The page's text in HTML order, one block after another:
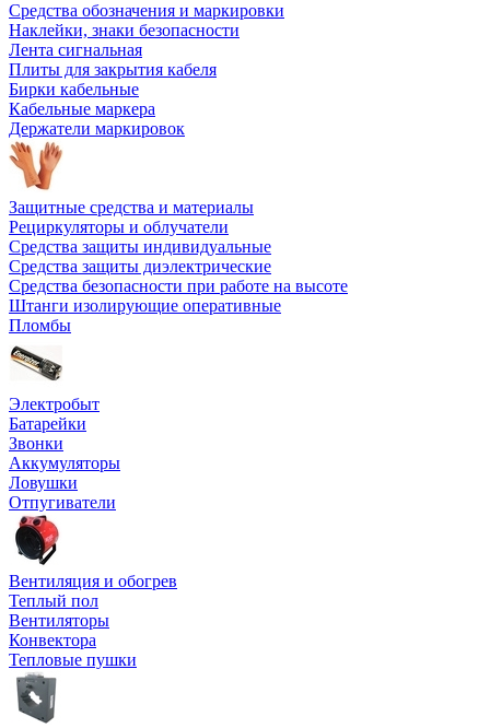
Средства обозначения и маркировки
Наклейки, знаки безопасности
Лента сигнальная
Плиты для закрытия кабеля
Бирки кабельные
Кабельные маркера
Держатели маркировок
Защитные средства и материалы
Рециркуляторы и облучатели
Средства защиты индивидуальные
Средства защиты диэлектрические
Средства безопасности при работе на высоте
Штанги изолирующие оперативные
Пломбы
Электробыт
Батарейки
Звонки
Аккумуляторы
Ловушки
Отпугиватели
Вентиляция и обогрев
Теплый пол
Вентиляторы
Конвектора
Тепловые пушки